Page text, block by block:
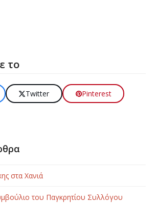
το
Twitter
Pinterest
στα Χανιά
του Παγκρητίου Συλλόγου